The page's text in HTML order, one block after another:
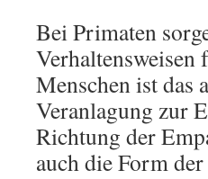
Bei Primaten
Menschen ist das
Veranlagung zur
Richtung der
auch die Form